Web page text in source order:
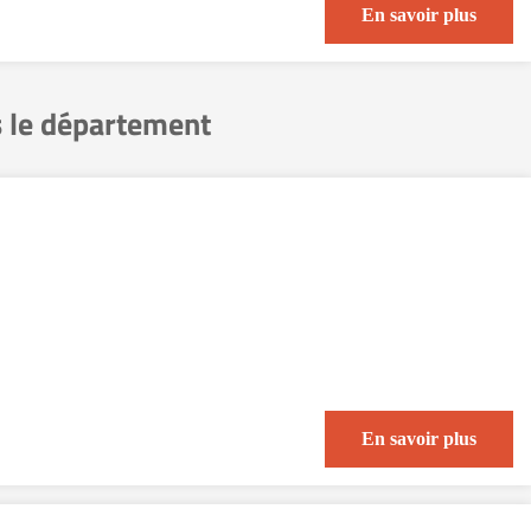
En savoir plus
département
En savoir plus